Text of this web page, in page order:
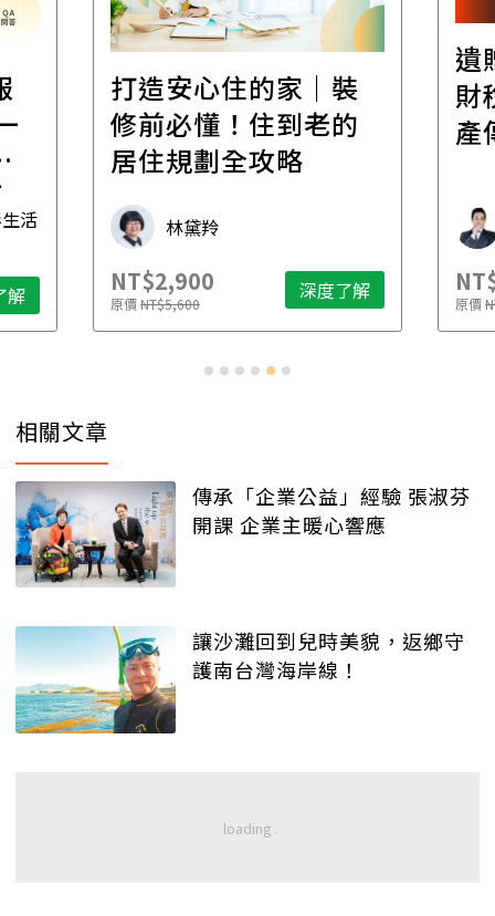
活
解
打造安心住的家｜裝
修前必懂！住到老的
居住規劃全攻略
林黛羚
NT$2,900
原價NT$5,600 深度了解
遺
財
產
原價
相關文章
傳承「企業公益」經驗 張淑芬
開課 企業主暖心響應
讓沙灘回到兒時美貌，返鄉守
護南台灣海岸線！